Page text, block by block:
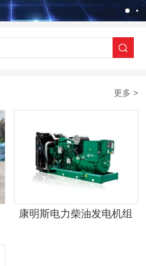
更多 >
康明斯电力柴油发电机组